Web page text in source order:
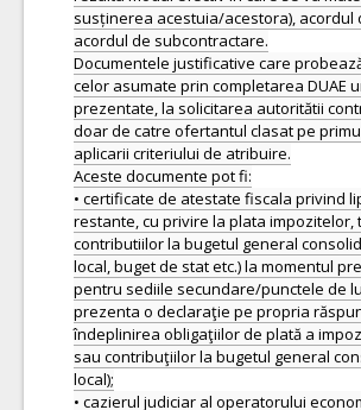
susținerea acestuia/acestora), acordul
acordul de subcontractare.
Documentele justificative care
celor asumate prin completarea DUAE
prezentate, la solicitarea autoritătii
doar de catre ofertantul clasat pe
aplicarii criteriului de atribuire.
Aceste documente pot fi:
• certificate de atestate fiscala privind
restante, cu privire la plata impozitelor,
contributiilor la bugetul general
local, buget de stat etc.) la momentul
pentru sediile secundare/punctele de
prezenta o declaraţie pe propria
îndeplinirea obligaţiilor de plată a
sau contribuţiilor la bugetul general
local);
• cazierul judiciar al operatorului